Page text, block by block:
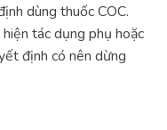
dùng thuốc COC.
tác dụng phụ hoặc
định có nên dừng